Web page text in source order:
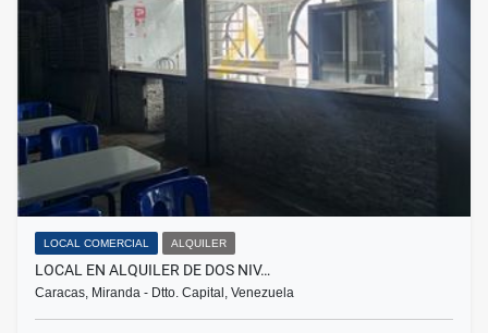
LOCAL COMERCIAL ALQUILER
LOCAL EN ALQUILER DE DOS NIV…
Caracas, Miranda - Dtto. Capital, Venezuela